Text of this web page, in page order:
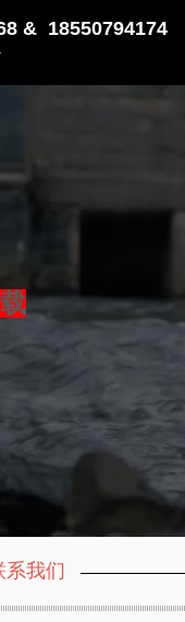
系我们
& 18550794174